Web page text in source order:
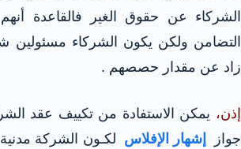
الشركاء عن حقوق الغير فالقاعدة
التضامن ولكن يكون الشركاء مسئولين
زاد عن مقدار حصصهم .
إذن، يمكن الاستفادة من تكييف عقد
جواز
إشهار الإفلاس لكـون الشركة مدنية